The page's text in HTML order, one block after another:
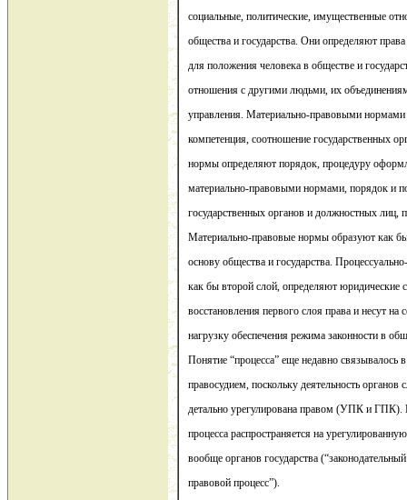
социальные, политические, имущественные
общества и государства. Они определяют
для положения человека в обществе и
отношения с другими людьми, их
управления. Материально-правовыми нормами
компетенция, соотношение государственных
нормы определяют порядок, процедуру
материально-правовыми нормами, порядок и
государственных органов и должностных
Материально-правовые нормы образуют как
основу общества и государства.
как бы второй слой, определяют юридические
восстановления первого слоя права и несут
нагрузку обеспечения режима законности в
Понятие “процесса” еще недавно связывалось в
правосудием, поскольку деятельность органов
детально урегулирована правом (УПК и ГПК).
процесса распространяется на
вообще органов государства
правовой процесс”).